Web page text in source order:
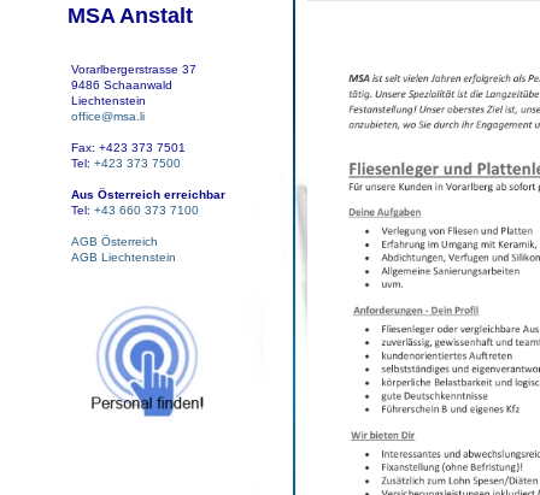
MSA Anstalt
Vorarlbergerstrasse 37
9486 Schaanwald
Liechtenstein
office@msa.li
Fax: +423 373 7501
Tel: +423 373 7500
Aus Österreich erreichbar
Tel: +43 660 373 7100
AGB Österreich
AGB Liechtenstein